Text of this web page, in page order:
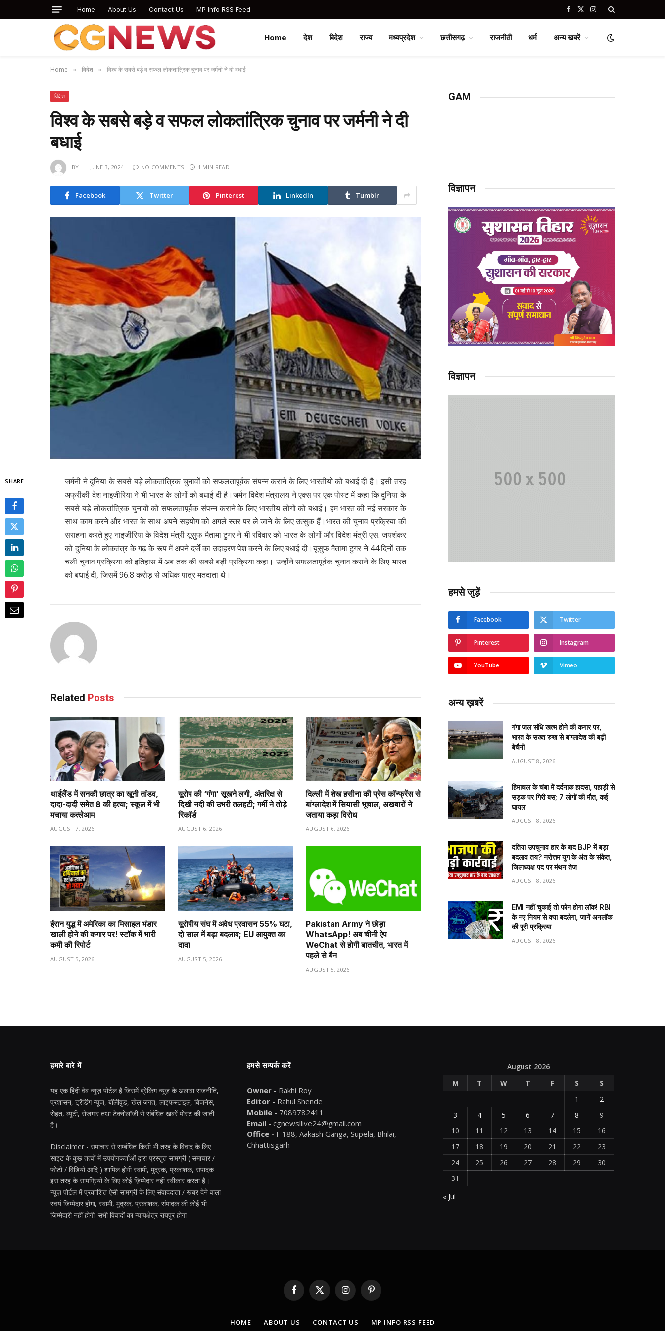
Home About Us Contact Us MP Info RSS Feed Facebook
X
Instagram
Home देश विदेश राज्य मध्यप्रदेश छत्तीसगढ़ राजनीती धर्म अन्य खबरें
Home » विदेश » विश्व के सबसे बड़े व सफल लोकतांत्रिक चुनाव पर जर्मनी ने दी बधाई
विदेश
विश्व के सबसे बड़े व सफल लोकतांत्रिक चुनाव पर जर्मनी ने दी
बधाई
BY JUNE 3, 2024 NO COMMENTS 1 MIN READ
Facebook Twitter Pinterest LinkedIn Tumblr
SHARE
जर्मनी ने दुनिया के सबसे बड़े लोकतांत्रिक चुनावों को सफलतापूर्वक संपन्न कराने के लिए भारतीयों को बधाई दी है। इसी तरह
अफ्रीकी देश नाइजीरिया ने भी भारत के लोगों को बधाई दी है।जर्मन विदेश मंत्रालय ने एक्स पर एक पोस्ट में कहा कि दुनिया के
सबसे बड़े लोकतांत्रिक चुनावों को सफलतापूर्वक संपन्न कराने के लिए भारतीय लोगों को बधाई। हम भारत की नई सरकार के
साथ काम करने और भारत के साथ अपने सहयोग को अगले स्तर पर ले जाने के लिए उत्सुक हैं।भारत की चुनाव प्रक्रिया की
सराहना करते हुए नाइजीरिया के विदेश मंत्री यूसुफ मैतामा टुगर ने भी रविवार को भारत के लोगों और विदेश मंत्री एस. जयशंकर
को दुनिया के लोकतंत्र के गढ़ के रूप में अपने दर्जे का उदाहरण पेश करने के लिए बधाई दी।यूसुफ मैतामा टुगर ने 44 दिनों तक
चली चुनाव प्रक्रिया को इतिहास में अब तक की सबसे बड़ी प्रक्रिया कहा। उन्होंने सफलतापूर्वक चुनाव कराने के लिए भारत
को बधाई दी, जिसमें 96.8 करोड़ से अधिक पात्र मतदाता थे।
Related Posts
थाईलैंड में सनकी छात्र का खूनी तांडव,
दादा-दादी समेत 8 की हत्या; स्कूल में भी
मचाया कत्लेआम
AUGUST 7, 2026
यूरोप की ‘गंगा’ सूखने लगी, अंतरिक्ष से
दिखी नदी की उभरी तलहटी; गर्मी ने तोड़े
रिकॉर्ड
AUGUST 6, 2026
दिल्ली में शेख हसीना की प्रेस कॉन्फ्रेंस से
बांग्लादेश में सियासी भूचाल, अखबारों ने
जताया कड़ा विरोध
AUGUST 6, 2026
ईरान युद्ध में अमेरिका का मिसाइल भंडार
खाली होने की कगार पर! स्टॉक में भारी
कमी की रिपोर्ट
AUGUST 5, 2026
यूरोपीय संघ में अवैध प्रवासन 55% घटा,
दो साल में बड़ा बदलाव; EU आयुक्त का
दावा
AUGUST 5, 2026
Pakistan Army ने छोड़ा
WhatsApp! अब चीनी ऐप
WeChat से होगी बातचीत, भारत में
पहले से बैन
AUGUST 5, 2026
GAM
विज्ञापन
विज्ञापन
हमसे जुड़ें
Facebook Twitter
Pinterest Instagram
YouTube Vimeo
अन्य ख़बरें
गंगा जल संधि खत्म होने की कगार पर,
भारत के सख्त रुख से बांग्लादेश की बढ़ी
बेचैनी
AUGUST 8, 2026
हिमाचल के चंबा में दर्दनाक हादसा, पहाड़ी से
सड़क पर गिरी बस; 7 लोगों की मौत, कई
घायल
AUGUST 8, 2026
दतिया उपचुनाव हार के बाद BJP में बड़ा
बदलाव तय? नरोत्तम युग के अंत के संकेत,
जिलाध्यक्ष पद पर मंथन तेज
AUGUST 8, 2026
EMI नहीं चुकाई तो फोन होगा लॉक! RBI
के नए नियम से क्या बदलेगा, जानें अनलॉक
की पूरी प्रक्रिया
AUGUST 8, 2026
हमारे बारे में
यह एक हिंदी वेब न्यूज़ पोर्टल है जिसमें ब्रेकिंग न्यूज़ के अलावा राजनीति,
प्रशासन, ट्रेंडिंग न्यूज, बॉलीवुड, खेल जगत, लाइफस्टाइल, बिजनेस,
सेहत, ब्यूटी, रोजगार तथा टेक्नोलॉजी से संबंधित खबरें पोस्ट की जाती
है।
Disclaimer - समाचार से सम्बंधित किसी भी तरह के विवाद के लिए
साइट के कुछ तत्वों में उपयोगकर्ताओं द्वारा प्रस्तुत सामग्री ( समाचार /
फोटो / विडियो आदि ) शामिल होगी स्वामी, मुद्रक, प्रकाशक, संपादक
इस तरह के सामग्रियों के लिए कोई ज़िम्मेदार नहीं स्वीकार करता है।
न्यूज़ पोर्टल में प्रकाशित ऐसी सामग्री के लिए संवाददाता / खबर देने वाला
स्वयं जिम्मेदार होगा, स्वामी, मुद्रक, प्रकाशक, संपादक की कोई भी
जिम्मेदारी नहीं होगी. सभी विवादों का न्यायक्षेत्र रायपुर होगा
हमसे सम्पर्क करें
Owner - Rakhi Roy
Editor - Rahul Shende
Mobile - 7089782411
Email - cgnewsllive24@gmail.com
Office - F 188, Aakash Ganga, Supela, Bhilai,
Chhattisgarh
August 2026
M
T W T F S
S
1
2
3
4 5 6 7 8
9
10
11 12 13 14 15
16
17
18 19 20 21 22
23
24
25 26 27 28 29
30
31
« Jul
Facebook
X
(Twitter)
InstagramPinterest
HOME ABOUT US CONTACT US MP INFO RSS FEED